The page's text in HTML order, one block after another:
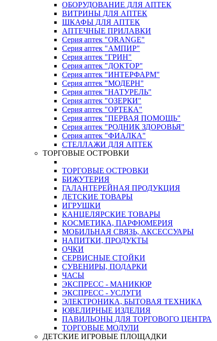
ОБОРУДОВАНИЕ ДЛЯ АПТЕК
ВИТРИНЫ ДЛЯ АПТЕК
ШКАФЫ ДЛЯ АПТЕК
АПТЕЧНЫЕ ПРИЛАВКИ
Серия аптек "ORANGE"
Серия аптек "АМПИР"
Серия аптек "ГРИН"
Серия аптек "ДОКТОР"
Серия аптек "ИНТЕРФАРМ"
Серия аптек "МОДЕРН"
Серия аптек "НАТУРЕЛЬ"
Серия аптек "ОЗЕРКИ"
Серия аптек "ОРТЕКА"
Серия аптек "ПЕРВАЯ ПОМОЩЬ"
Серия аптек "РОДНИК ЗДОРОВЬЯ"
Серия аптек "ФИАЛКА"
СТЕЛЛАЖИ ДЛЯ АПТЕК
ТОРГОВЫЕ ОСТРОВКИ
ТОРГОВЫЕ ОСТРОВКИ
БИЖУТЕРИЯ
ГАЛАНТЕРЕЙНАЯ ПРОДУКЦИЯ
ДЕТСКИЕ ТОВАРЫ
ИГРУШКИ
КАНЦЕЛЯРСКИЕ ТОВАРЫ
КОСМЕТИКА, ПАРФЮМЕРИЯ
МОБИЛЬНАЯ СВЯЗЬ, АКСЕССУАРЫ
НАПИТКИ, ПРОДУКТЫ
ОЧКИ
СЕРВИСНЫЕ СТОЙКИ
СУВЕНИРЫ, ПОДАРКИ
ЧАСЫ
ЭКСПРЕСС - МАНИКЮР
ЭКСПРЕСС - УСЛУГИ
ЭЛЕКТРОНИКА, БЫТОВАЯ ТЕХНИКА
ЮВЕЛИРНЫЕ ИЗДЕЛИЯ
ПАВИЛЬОНЫ ДЛЯ ТОРГОВОГО ЦЕНТРА
ТОРГОВЫЕ МОДУЛИ
ДЕТСКИЕ ИГРОВЫЕ ПЛОЩАДКИ